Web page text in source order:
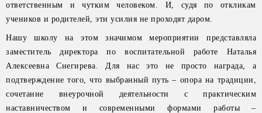
ответственным и чутким человеком. И, судя по откликам
учеников и родителей, эти усилия не проходят даром.
Нашу школу на этом значимом мероприятии представляла
заместитель директора по воспитательной работе Наталья
Алексеевна Снегирева. Для нас это не просто награда, а
подтверждение того, что выбранный путь – опора на традиции,
сочетание внеурочной деятельности с практическим
наставничеством и современными формами работы –